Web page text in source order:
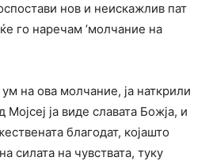
нов и неискажлив пат
го наречам ’молчание на
на ова молчание, ја наткрили
ја виде славата Божја, и
благодат, којашто
силата на чувствата, туку